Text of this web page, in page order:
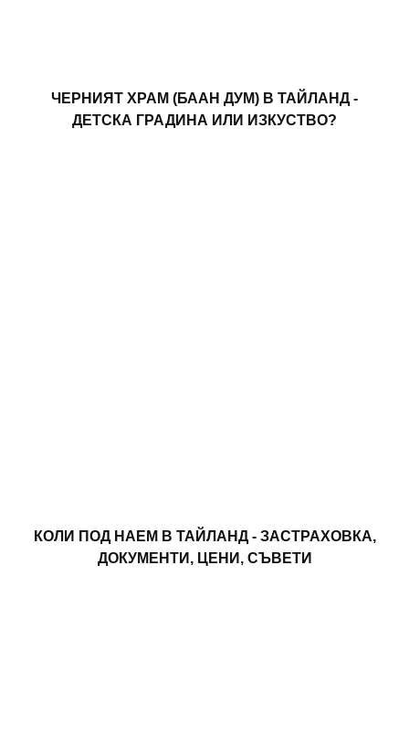
ЧЕРНИЯТ ХРАМ (БААН ДУМ) В ТАЙЛАНД -
ДЕТСКА ГРАДИНА ИЛИ ИЗКУСТВО?
КОЛИ ПОД НАЕМ В ТАЙЛАНД - ЗАСТРАХОВКА,
ДОКУМЕНТИ, ЦЕНИ, СЪВЕТИ